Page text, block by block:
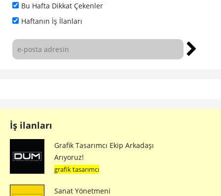
Bu Hafta Dikkat Çekenler
Haftanın İş İlanları
İş ilanları
Grafik Tasarımcı Ekip Arkadaşı
Arıyoruz!
grafik tasarımcı
Sanat Yönetmeni